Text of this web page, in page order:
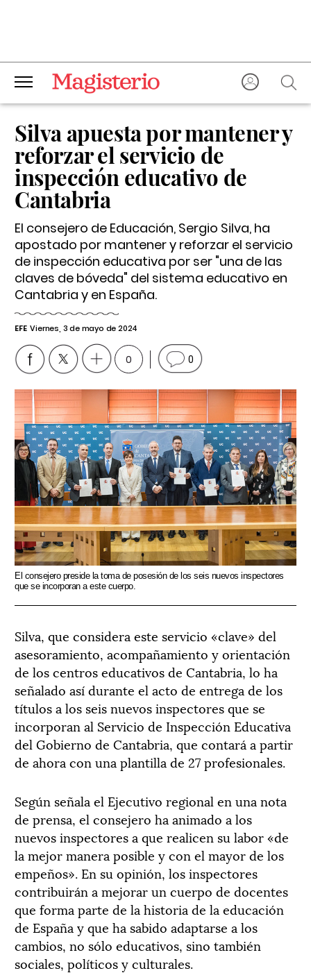
Silva apuesta por mantener y
reforzar el servicio de
inspección educativo de
Cantabria
El consejero de Educación, Sergio Silva, ha
apostado por mantener y reforzar el servicio
de inspección educativa por ser "una de las
claves de bóveda" del sistema educativo en
Cantabria y en España.
EFE Viernes, 3 de mayo de 2024
0 0
El consejero preside la toma de posesión de los seis nuevos inspectores
que se incorporan a este cuerpo.
Silva, que considera este servicio «clave» del
asesoramiento, acompañamiento y orientación
de los centros educativos de Cantabria, lo ha
señalado así durante el acto de entrega de los
títulos a los seis nuevos inspectores que se
incorporan al Servicio de Inspección Educativa
del Gobierno de Cantabria, que contará a partir
de ahora con una plantilla de 27 profesionales.
Según señala el Ejecutivo regional en una nota
de prensa, el consejero ha animado a los
nuevos inspectores a que realicen su labor «de
la mejor manera posible y con el mayor de los
empeños». En su opinión, los inspectores
contribuirán a mejorar un cuerpo de docentes
que forma parte de la historia de la educación
de España y que ha sabido adaptarse a los
cambios, no sólo educativos, sino también
sociales, políticos y culturales.